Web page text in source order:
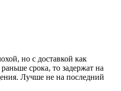
но с доставкой как
срока, то задержат на
Лучше не на последний